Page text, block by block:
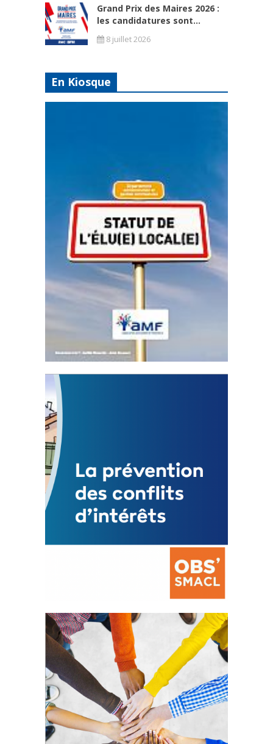
Grand Prix des Maires 2026 :
les candidatures sont...
8 juillet 2026
En Kiosque
Statut de l’élu local
3 avril 2024
Mise à jour avril 2024
FEUILLETER
La prévention des conflits
d’intérêts
18 septembre 2023
FEUILLETER